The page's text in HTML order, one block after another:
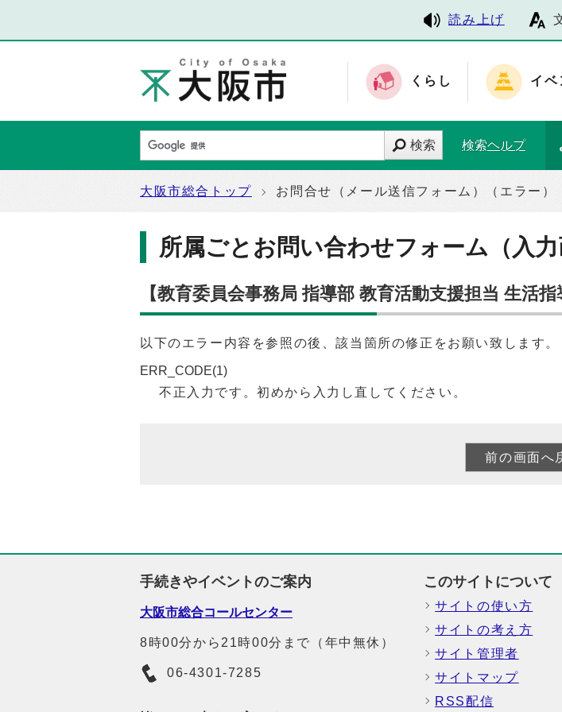
読み上げ
くらし イベ
検索 検索ヘルプ
大阪市総合トップ お問合せ（メール送信フォーム）（エラー）
所属ごとお問い合わせフォーム（入力
【教育委員会事務局 指導部 教育活動支援担当 生活
以下のエラー内容を参照の後、該当箇所の修正をお願い致します。
ERR_CODE(1)
不正入力です。初めから入力し直してください。
手続きやイベントのご案内
大阪市総合コールセンター
8時00分から21時00分まで（年中無休）
06-4301-7285
このサイトについて
サイトの使い方
サイトの考え方
サイト管理者
サイトマップ
RSS配信